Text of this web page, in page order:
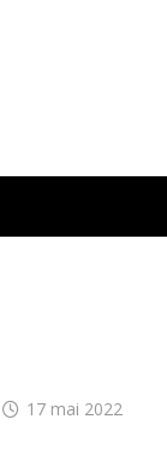
17 mai 2022